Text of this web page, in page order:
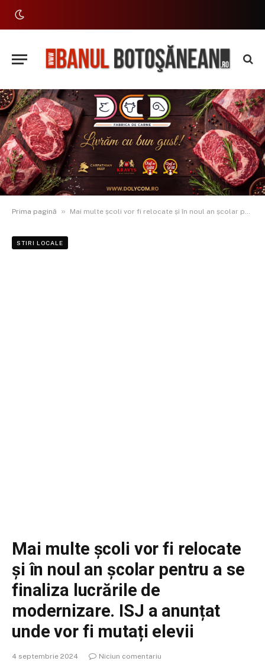
Prima pagină » Mai multe școli vor fi relocate și în noul an școlar pentru a se finaliza lucrările de modernizare. ISJ a anunțat unde vor fi mutați elevii
STIRI LOCALE
Mai multe școli vor fi relocate
și în noul an școlar pentru a se
finaliza lucrările de
modernizare. ISJ a anunțat
unde vor fi mutați elevii
4 septembrie 2024 Niciun comentariu